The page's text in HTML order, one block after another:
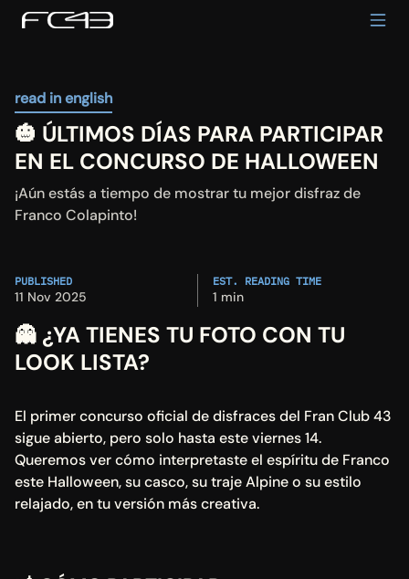
read in english
🎃 ÚLTIMOS DÍAS PARA PARTICIPAR
EN EL CONCURSO DE HALLOWEEN
¡Aún estás a tiempo de mostrar tu mejor disfraz de
Franco Colapinto!
PUBLISHED
11 Nov 2025
EST. READING TIME
1 min
👻 ¿YA TIENES TU FOTO CON TU
LOOK LISTA?
El primer concurso oficial de disfraces del Fran Club 43
sigue abierto, pero solo hasta este viernes 14.
Queremos ver cómo interpretaste el espíritu de Franco
este Halloween, su casco, su traje Alpine o su estilo
relajado, en tu versión más creativa.